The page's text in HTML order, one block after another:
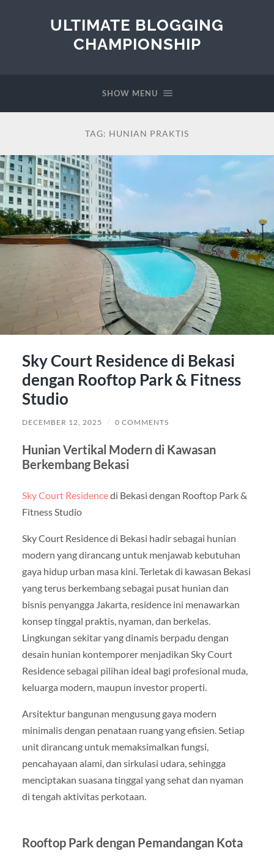
ULTIMATE BLOGGING
CHAMPIONSHIP
SHOW MENU
TAG: HUNIAN PRAKTIS
Sky Court Residence di Bekasi
dengan Rooftop Park & Fitness
Studio
DECEMBER 12, 2025 / 0 COMMENTS
Hunian Vertikal Modern di Kawasan
Berkembang Bekasi
Sky Court Residencedi Bekasi dengan Rooftop Park &
Fitness Studio
Sky Court Residence di Bekasi hadir sebagai hunian
modern yang dirancang untuk menjawab kebutuhan
gaya hidup urban masa kini. Terletak di kawasan Bekasi
yang terus berkembang sebagai pusat hunian dan
bisnis penyangga Jakarta, residence ini menawarkan
konsep tinggal praktis, nyaman, dan berkelas.
Lingkungan sekitar yang dinamis berpadu dengan
desain hunian kontemporer menjadikan Sky Court
Residence sebagai pilihan ideal bagi profesional muda,
keluarga modern, maupun investor properti.
Arsitektur bangunan mengusung gaya modern
minimalis dengan penataan ruang yang efisien. Setiap
unit dirancang untuk memaksimalkan fungsi,
pencahayaan alami, dan sirkulasi udara, sehingga
menciptakan suasana tinggal yang sehat dan nyaman
di tengah aktivitas perkotaan.
Rooftop Park dengan Pemandangan Kota